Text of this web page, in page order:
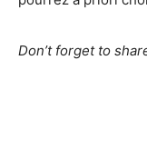
Don’t forget to